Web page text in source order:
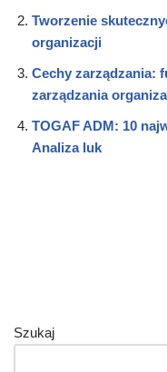
Tworzenie
organizacji
Cechy zarządzania:
zarządzania
TOGAF ADM: 10
Analiza luk
Szukaj